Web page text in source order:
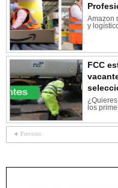
Amazon
y
FCC
los
◄ Previous